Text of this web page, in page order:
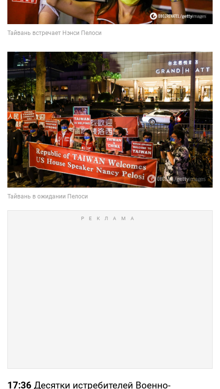
17:36 Десятки истребителей Военно-